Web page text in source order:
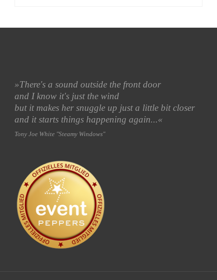
»There's a sound outside the front door
and I know it's just the wind
but it makes her snuggle up just a little bit closer
and it starts things happening again...«
Tony Joe White "Steamy Windows"